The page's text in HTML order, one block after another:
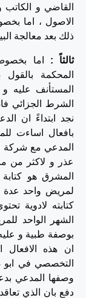
الاصول ، اما
ذلك بعد معالجة
ثالثاً :
المحكمة
المستأنف عليه
الشرط الجزائي
نجد ابتداءً ان
بافعال اساءت
المدعي مع شركة
عذر و لاكثر من
المشرق هو
لمريض واحد
كتابته لادوية
الشهر الواحد
بوصفة طبية و
ان هذه
التخصصي في
وصفها المدعي
دفع بان الذي